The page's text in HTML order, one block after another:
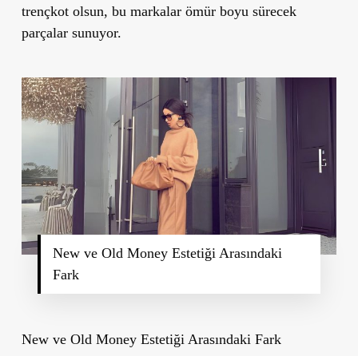
trençkot olsun, bu markalar ömür boyu sürecek
parçalar sunuyor.
New ve Old Money Estetiği Arasındaki
Fark
New ve Old Money Estetiği Arasındaki Fark